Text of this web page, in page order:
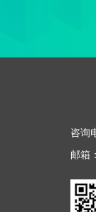
咨询
邮箱：